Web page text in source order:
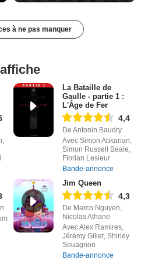
à ne pas manquer
La Bataille de
Gaulle - partie 1 :
L'Âge de Fer
4,4
De Antonin Baudry
Avec Simon Abkarian,
Simon Russell Beale,
Florian Lesieur
Bande-annonce
Jim Queen
4,3
De Marco Nguyen,
Nicolas Athane
Avec Alex Ramires,
Jérémy Gillet, Shirley
Souagnon
Bande-annonce